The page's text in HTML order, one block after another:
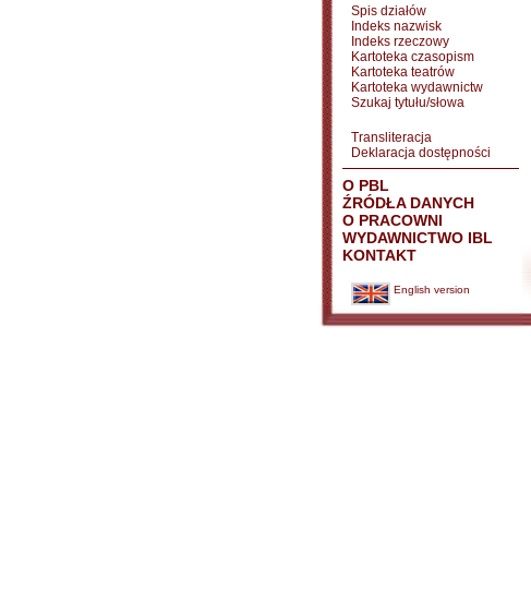
Spis działów
Indeks nazwisk
Indeks rzeczowy
Kartoteka czasopism
Kartoteka teatrów
Kartoteka wydawnictw
Szukaj tytułu/słowa
Transliteracja
Deklaracja dostępności
O PBL
ŹRÓDŁA DANYCH
O PRACOWNI
WYDAWNICTWO IBL
KONTAKT
English version